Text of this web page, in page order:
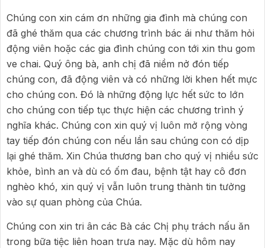
Chúng con xin cám ơn những gia đình mà chúng con
đã ghé thăm qua các chương trình bác ái như thăm hỏi
động viên hoặc các gia đình chúng con tới xin thu gom
ve chai. Quý ông bà, anh chị đã niềm nở đón tiếp
chúng con, đã động viên và có những lời khen hết mực
cho chúng con. Đó là những động lực hết sức to lớn
cho chúng con tiếp tục thực hiện các chương trình ý
nghĩa khác. Chúng con xin quý vị luôn mở rộng vòng
tay tiếp đón chúng con nếu lần sau chúng con có dịp
lại ghé thăm. Xin Chúa thương ban cho quý vị nhiều sức
khỏe, bình an và dù có ốm đau, bệnh tật hay cô đơn
nghèo khó, xin quý vị vẫn luôn trung thành tin tưởng
vào sự quan phòng của Chúa.
Chúng con xin tri ân các Bà các Chị phụ trách nấu ăn
trong bữa tiệc liên hoan trưa nay. Mặc dù hôm nay